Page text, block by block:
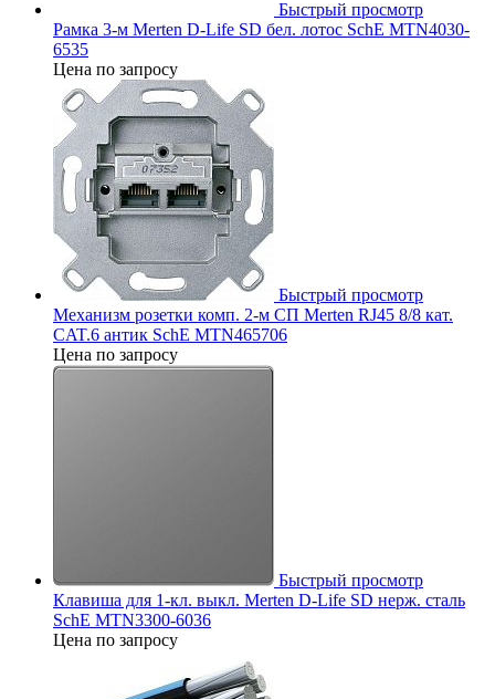
Быстрый просмотр
Рамка 3-м Merten D-Life SD бел. лотос SchE MTN4030-
6535
Цена по запросу
Быстрый просмотр
Механизм розетки комп. 2-м СП Merten RJ45 8/8 кат.
CAT.6 антик SchE MTN465706
Цена по запросу
Быстрый просмотр
Клавиша для 1-кл. выкл. Merten D-Life SD нерж. сталь
SchE MTN3300-6036
Цена по запросу